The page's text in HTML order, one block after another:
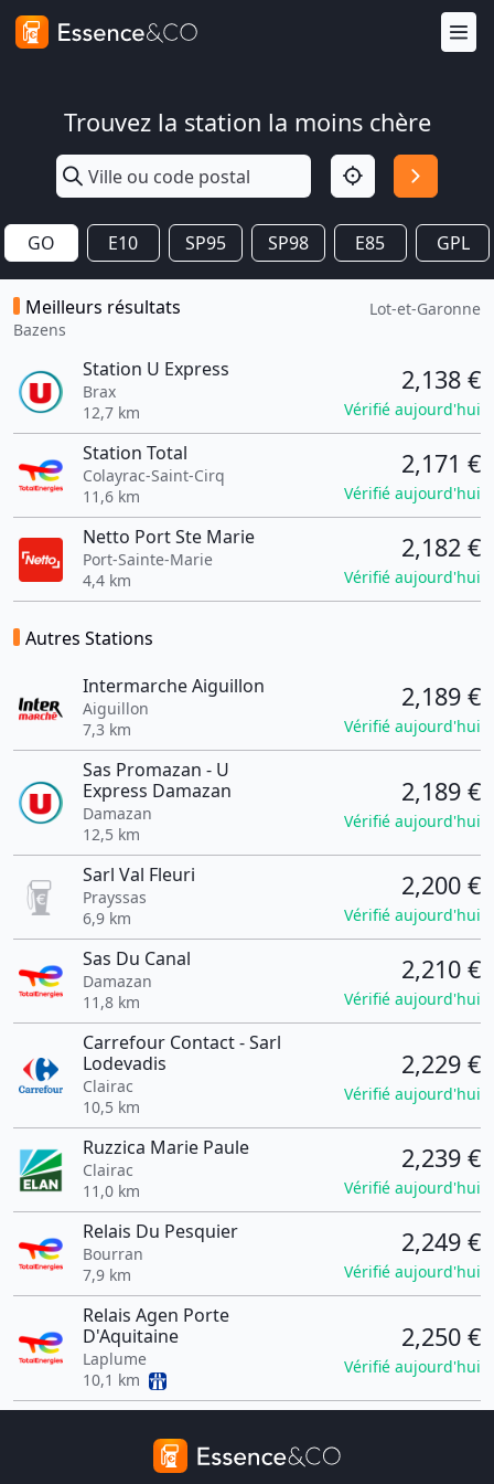
Trouvez la station la moins chère
GO E10 SP95 SP98 E85 GPL
Meilleurs résultats
Bazens
Lot-et-Garonne
Station U Express
Brax
12,7 km
2,138 €
Vérifié aujourd'hui
Station Total
Colayrac-Saint-Cirq
11,6 km
2,171 €
Vérifié aujourd'hui
Netto Port Ste Marie
Port-Sainte-Marie
4,4 km
2,182 €
Vérifié aujourd'hui
Autres Stations
Intermarche Aiguillon
Aiguillon
7,3 km
2,189 €
Vérifié aujourd'hui
Sas Promazan - U
Express Damazan
Damazan
12,5 km
2,189 €
Vérifié aujourd'hui
Sarl Val Fleuri
Prayssas
6,9 km
2,200 €
Vérifié aujourd'hui
Sas Du Canal
Damazan
11,8 km
2,210 €
Vérifié aujourd'hui
Carrefour Contact - Sarl
Lodevadis
Clairac
10,5 km
2,229 €
Vérifié aujourd'hui
Ruzzica Marie Paule
Clairac
11,0 km
2,239 €
Vérifié aujourd'hui
Relais Du Pesquier
Bourran
7,9 km
2,249 €
Vérifié aujourd'hui
Relais Agen Porte
D'Aquitaine
Laplume
10,1 km
2,250 €
Vérifié aujourd'hui